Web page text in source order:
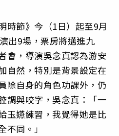
時節》今（1日）起至9月
出9場，票房將邁進九
會，導演吳念真認為游安
自然，特別是背景設定在
除自身的角色功課外，仍
調與咬字，吳念真：「一
玉嬿練習，我覺得她是比
不同。」